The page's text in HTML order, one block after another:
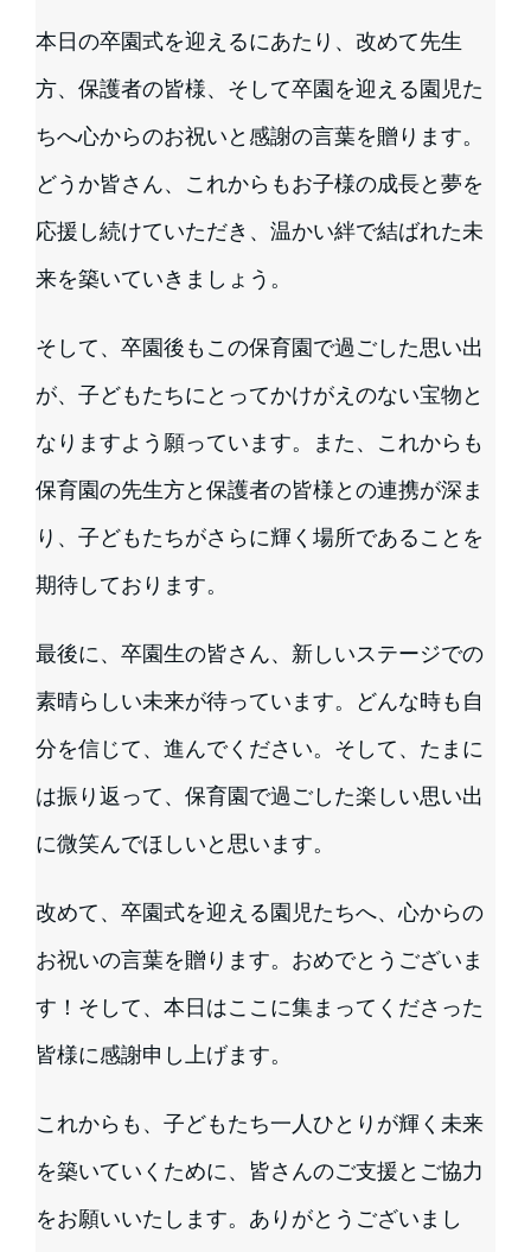
本日の卒園式を迎えるにあたり、改めて先生
方、保護者の皆様、そして卒園を迎える園児た
ちへ心からのお祝いと感謝の言葉を贈ります。
どうか皆さん、これからもお子様の成長と夢を
応援し続けていただき、温かい絆で結ばれた未
来を築いていきましょう。
そして、卒園後もこの保育園で過ごした思い出
が、子どもたちにとってかけがえのない宝物と
なりますよう願っています。また、これからも
保育園の先生方と保護者の皆様との連携が深ま
り、子どもたちがさらに輝く場所であることを
期待しております。
最後に、卒園生の皆さん、新しいステージでの
素晴らしい未来が待っています。どんな時も自
分を信じて、進んでください。そして、たまに
は振り返って、保育園で過ごした楽しい思い出
に微笑んでほしいと思います。
改めて、卒園式を迎える園児たちへ、心からの
お祝いの言葉を贈ります。おめでとうございま
す！そして、本日はここに集まってくださった
皆様に感謝申し上げます。
これからも、子どもたち一人ひとりが輝く未来
を築いていくために、皆さんのご支援とご協力
をお願いいたします。ありがとうございまし